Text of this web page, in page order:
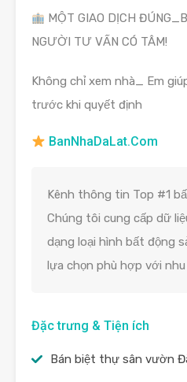
MỘT GIAO DỊCH
NGƯỜI TƯ VẤN CÓ TÂM!
Không chỉ xem nhà_ Em
trước khi quyết định
BanNhaDaLat.Com
Kênh thông tin Top #1
Chúng tôi cung cấp dữ
dạng loại hình bất động
lựa chọn phù hợp với
Đặc trưng & Tiện ích
Bán biệt thự sân vườn